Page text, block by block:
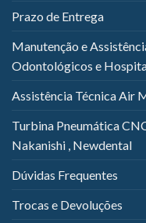
Prazo de Entrega
Manutenção e
Odontológicos e
Assistência Técnica Air
Turbina Pneumática
Nakanishi , Newdental
Dúvidas Frequentes
Trocas e Devoluções